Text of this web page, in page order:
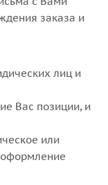
заказа и
лиц и
Вас позиции, и
или